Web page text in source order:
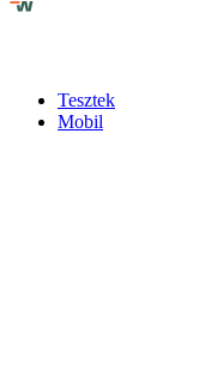
Tesztek
Mobil